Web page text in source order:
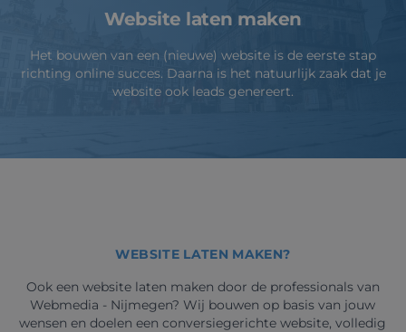
Website laten maken
Het bouwen van een (nieuwe) website is de eerste stap
richting online succes. Daarna is het natuurlijk zaak dat je
website ook leads genereert.
WEBSITE LATEN MAKEN?
Ook een website laten maken door de professionals van
Webmedia - Nijmegen? Wij bouwen op basis van jouw
wensen en doelen een conversiegerichte website, volledig